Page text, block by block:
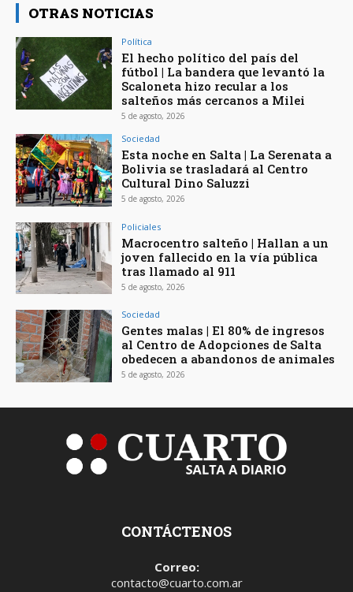
OTRAS NOTICIAS
Política
El hecho político del país del
fútbol | La bandera que levantó la
Scaloneta hizo recular a los
salteños más cercanos a Milei
5 de agosto, 2026
Sociedad
Esta noche en Salta | La Serenata a
Bolivia se trasladará al Centro
Cultural Dino Saluzzi
5 de agosto, 2026
Policiales
Macrocentro salteño | Hallan a un
joven fallecido en la vía pública
tras llamado al 911
5 de agosto, 2026
Sociedad
Gentes malas | El 80% de ingresos
al Centro de Adopciones de Salta
obedecen a abandonos de animales
5 de agosto, 2026
CONTÁCTENOS
Correo:
contacto@cuarto.com.ar